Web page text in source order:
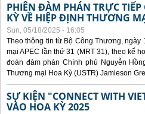
PHIÊN ĐÀM PHÁN TRỰC
KỲ VỀ HIỆP ĐỊNH THƯƠNG
Sun, 05/18/2025 - 16:05
Theo thông tin từ Bộ Công Thương, ngày
mại APEC lần thứ 31 (MRT 31), theo kế
đoàn đàm phán Chính phủ Nguyễn
Thương mại Hoa Kỳ (USTR) Jamieson
SỰ KIỆN "CONNECT WITH
VÀO HOA KỲ 2025